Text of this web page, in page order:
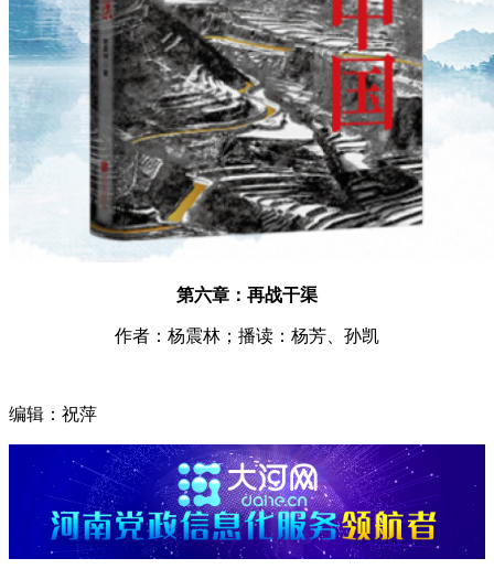
第六章：再战干渠
作者：杨震林；播读：杨芳、孙凯
编辑：祝萍